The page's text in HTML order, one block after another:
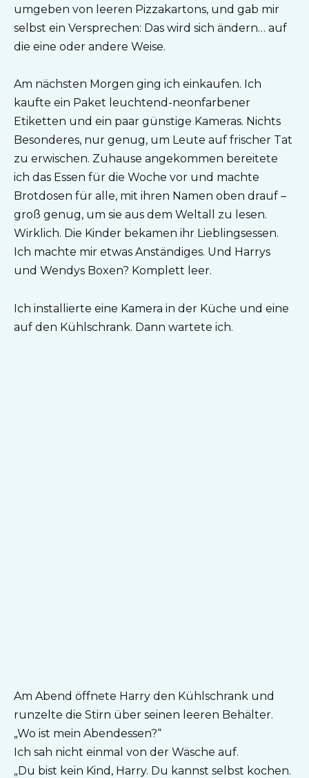
umgeben von leeren Pizzakartons, und gab mir
selbst ein Versprechen: Das wird sich ändern… auf
die eine oder andere Weise.
Am nächsten Morgen ging ich einkaufen. Ich
kaufte ein Paket leuchtend-neonfarbener
Etiketten und ein paar günstige Kameras. Nichts
Besonderes, nur genug, um Leute auf frischer Tat
zu erwischen. Zuhause angekommen bereitete
ich das Essen für die Woche vor und machte
Brotdosen für alle, mit ihren Namen oben drauf –
groß genug, um sie aus dem Weltall zu lesen.
Wirklich. Die Kinder bekamen ihr Lieblingsessen.
Ich machte mir etwas Anständiges. Und Harrys
und Wendys Boxen? Komplett leer.
Ich installierte eine Kamera in der Küche und eine
auf den Kühlschrank. Dann wartete ich.
Am Abend öffnete Harry den Kühlschrank und
runzelte die Stirn über seinen leeren Behälter.
„Wo ist mein Abendessen?“
Ich sah nicht einmal von der Wäsche auf.
„Du bist kein Kind, Harry. Du kannst selbst kochen.